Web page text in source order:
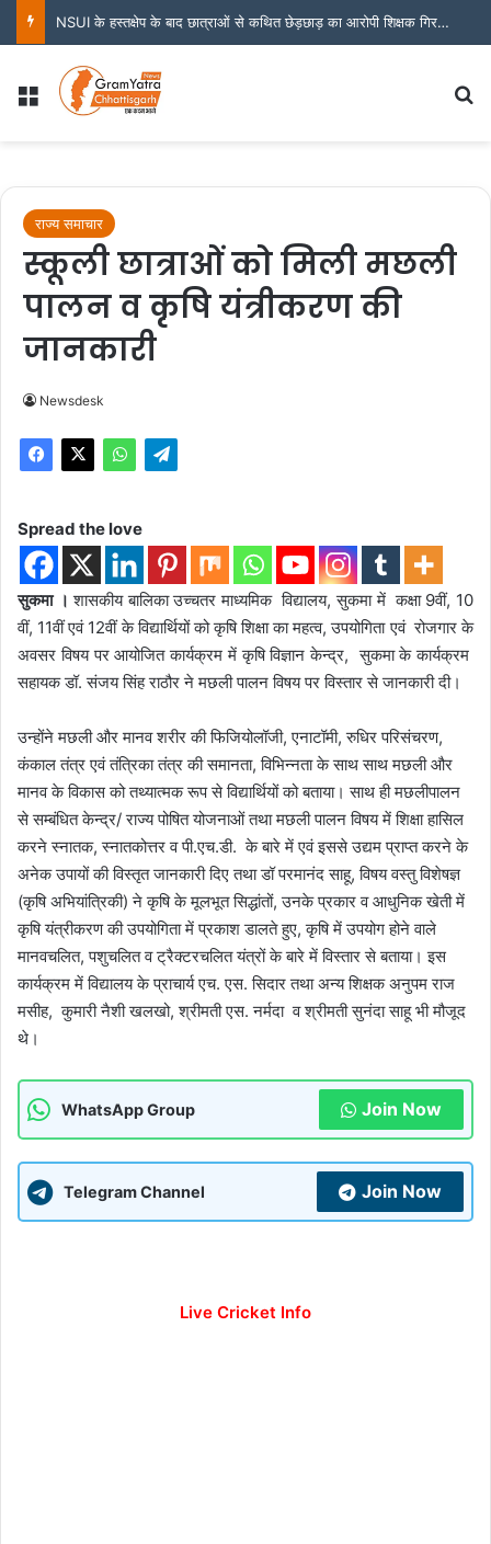
NSUI के हस्तक्षेप के बाद छात्राओं से कथित छेड़छाड़ का आरोपी शिक्षक गिरफ्तार
Menu
राज्य समाचार
स्कूली छात्राओं को मिली मछली
पालन व कृषि यंत्रीकरण की
जानकारी
Newsdesk
Spread the love
सुकमा । शासकीय बालिका उच्चतर माध्यमिक विद्यालय, सुकमा में कक्षा 9वीं, 10
वीं, 11वीं एवं 12वीं के विद्यार्थियों को कृषि शिक्षा का महत्व, उपयोगिता एवं रोजगार के
अवसर विषय पर आयोजित कार्यक्रम में कृषि विज्ञान केन्द्र, सुकमा के कार्यक्रम
सहायक डॉ. संजय सिंह राठौर ने मछली पालन विषय पर विस्तार से जानकारी दी।
उन्होंने मछली और मानव शरीर की फिजियोलॉजी, एनाटॉमी, रुधिर परिसंचरण,
कंकाल तंत्र एवं तंत्रिका तंत्र की समानता, विभिन्नता के साथ साथ मछली और
मानव के विकास को तथ्यात्मक रूप से विद्यार्थियों को बताया। साथ ही मछलीपालन
से सम्बंधित केन्द्र/ राज्य पोषित योजनाओं तथा मछली पालन विषय में शिक्षा हासिल
करने स्नातक, स्नातकोत्तर व पी.एच.डी. के बारे में एवं इससे उद्यम प्राप्त करने के
अनेक उपायों की विस्तृत जानकारी दिए तथा डॉ परमानंद साहू, विषय वस्तु विशेषज्ञ
(कृषि अभियांत्रिकी) ने कृषि के मूलभूत सिद्धांतों, उनके प्रकार व आधुनिक खेती में
कृषि यंत्रीकरण की उपयोगिता में प्रकाश डालते हुए, कृषि में उपयोग होने वाले
मानवचलित, पशुचलित व ट्रैक्टरचलित यंत्रों के बारे में विस्तार से बताया। इस
कार्यक्रम में विद्यालय के प्राचार्य एच. एस. सिदार तथा अन्य शिक्षक अनुपम राज
मसीह, कुमारी नैशी खलखो, श्रीमती एस. नर्मदा व श्रीमती सुनंदा साहू भी मौजूद
थे।
WhatsApp Group Join Now
Telegram Channel Join Now
Live Cricket Info